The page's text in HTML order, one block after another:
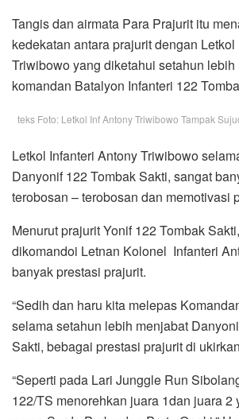
Tangis dan airmata Para Prajurit itu
kedekatan antara prajurit dengan Letkol
Triwibowo yang diketahui setahun
komandan Batalyon Infanteri 122
teks Foto: Letkol Inf Antony Triwibowo Tampak
Letkol Infanteri Antony Triwibowo
Danyonif 122 Tombak Sakti, sangat
terobosan – terobosan dan memotivasi
Menurut prajurit Yonif 122 Tombak
dikomandoi Letnan Kolonel Infanteri
banyak prestasi prajurit.
“Sedih dan haru kita melepas
selama setahun lebih menjabat
Sakti, bebagai prestasi prajurit di
“Seperti pada Lari Junggle Run
122/TS menorehkan juara 1dan juara 2